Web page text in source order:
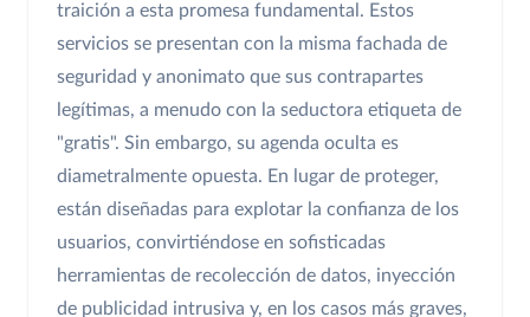
traición a esta promesa fundamental. Estos
servicios se presentan con la misma fachada de
seguridad y anonimato que sus contrapartes
legítimas, a menudo con la seductora etiqueta de
"gratis". Sin embargo, su agenda oculta es
diametralmente opuesta. En lugar de proteger,
están diseñadas para explotar la confianza de los
usuarios, convirtiéndose en sofisticadas
herramientas de recolección de datos, inyección
de publicidad intrusiva y, en los casos más graves,